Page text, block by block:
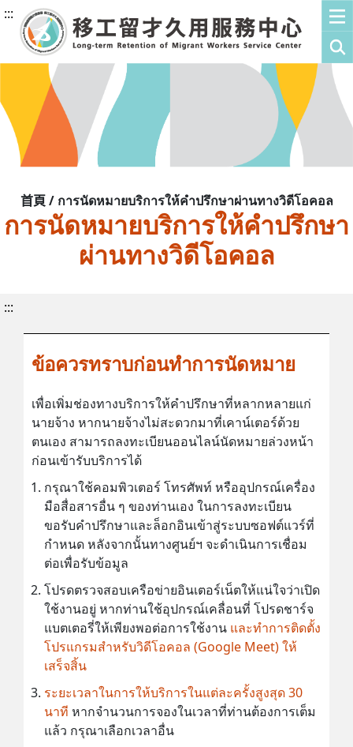
:::
首頁 / การนัดหมายบริการให้คำปรึกษาผ่านทางวิดีโอคอล
การนัดหมายบริการให้คำปรึกษา
ผ่านทางวิดีโอคอล
:::
ข้อควรทราบก่อนทำการนัดหมาย
เพื่อเพิ่มช่องทางบริการให้คำปรึกษาที่หลากหลายแก่
นายจ้าง หากนายจ้างไม่สะดวกมาที่เคาน์เตอร์ด้วย
ตนเอง สามารถลงทะเบียนออนไลน์นัดหมายล่วงหน้า
ก่อนเข้ารับบริการได้
กรุณาใช้คอมพิวเตอร์ โทรศัพท์ หรืออุปกรณ์เครื่อง
มือสื่อสารอื่น ๆ ของท่านเอง ในการลงทะเบียน
ขอรับคำปรึกษาและล็อกอินเข้าสู่ระบบซอฟต์แวร์ที่
กำหนด หลังจากนั้นทางศูนย์ฯ จะดำเนินการเชื่อม
ต่อเพื่อรับข้อมูล
โปรดตรวจสอบเครือข่ายอินเตอร์เน็ตให้แน่ใจว่าเปิด
ใช้งานอยู่ หากท่านใช้อุปกรณ์เคลื่อนที่ โปรดชาร์จ
แบตเตอรี่ให้เพียงพอต่อการใช้งาน และทำการติดตั้ง
โปรแกรมสำหรับวิดีโอคอล (Google Meet) ให้
เสร็จสิ้น
ระยะเวลาในการให้บริการในแต่ละครั้งสูงสุด 30
นาที หากจำนวนการจองในเวลาที่ท่านต้องการเต็ม
แล้ว กรุณาเลือกเวลาอื่น